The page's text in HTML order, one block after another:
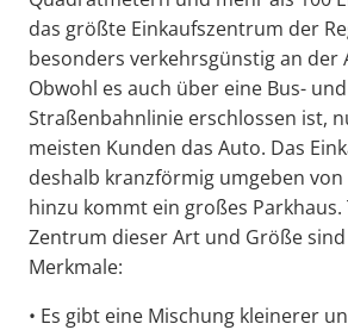
das größte Einkaufszentrum der
besonders verkehrsgünstig an der
Obwohl es auch über eine Bus-
Straßenbahnlinie erschlossen ist,
meisten Kunden das Auto. Das
deshalb kranzförmig umgeben von
hinzu kommt ein großes Parkhaus.
Zentrum dieser Art und Größe
Merkmale:
• Es gibt eine Mischung kleinerer